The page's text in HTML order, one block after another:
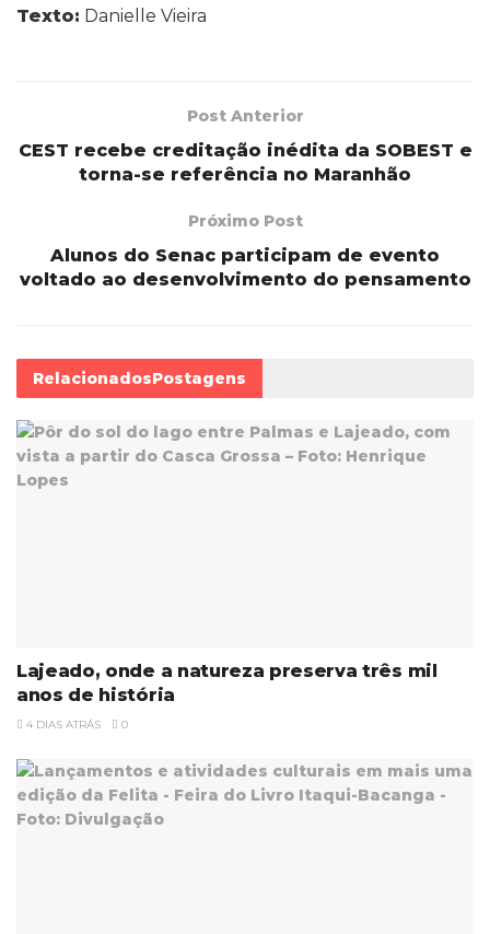
Texto: Danielle Vieira
Post Anterior
CEST recebe creditação inédita da SOBEST e
torna-se referência no Maranhão
Próximo Post
Alunos do Senac participam de evento
voltado ao desenvolvimento do pensamento
RelacionadosPostagens
Lajeado, onde a natureza preserva três mil
anos de história
4 DIAS ATRÁS 0